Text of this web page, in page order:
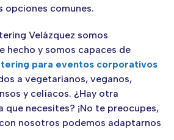
opciones comunes.
Velázquez somos
hecho y somos capaces de
para eventos corporativos
a vegetarianos, veganos,
y celíacos. ¿Hay otra
que necesites? ¡No te preocupes,
nosotros podemos adaptarnos